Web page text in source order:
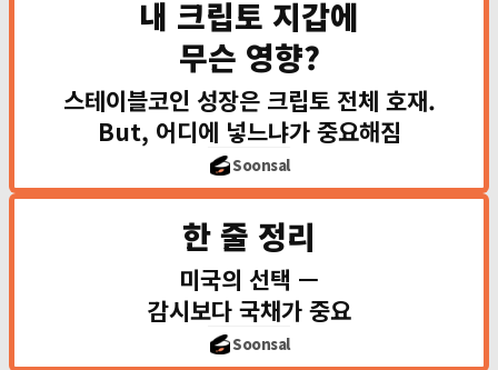
내 크립토 지갑에
무슨 영향?
✅ 스테이블
규제 프레임워크
💰 토큰화 국
크립토 지갑에 달러 넣
스테이블코인 성장은 크립토 전체 호재.
But, 어디에 넣느냐가 중요해짐
Soonsal
한 줄 정리
미국의 선택 —
감시보다 국채가 중요
Soonsal